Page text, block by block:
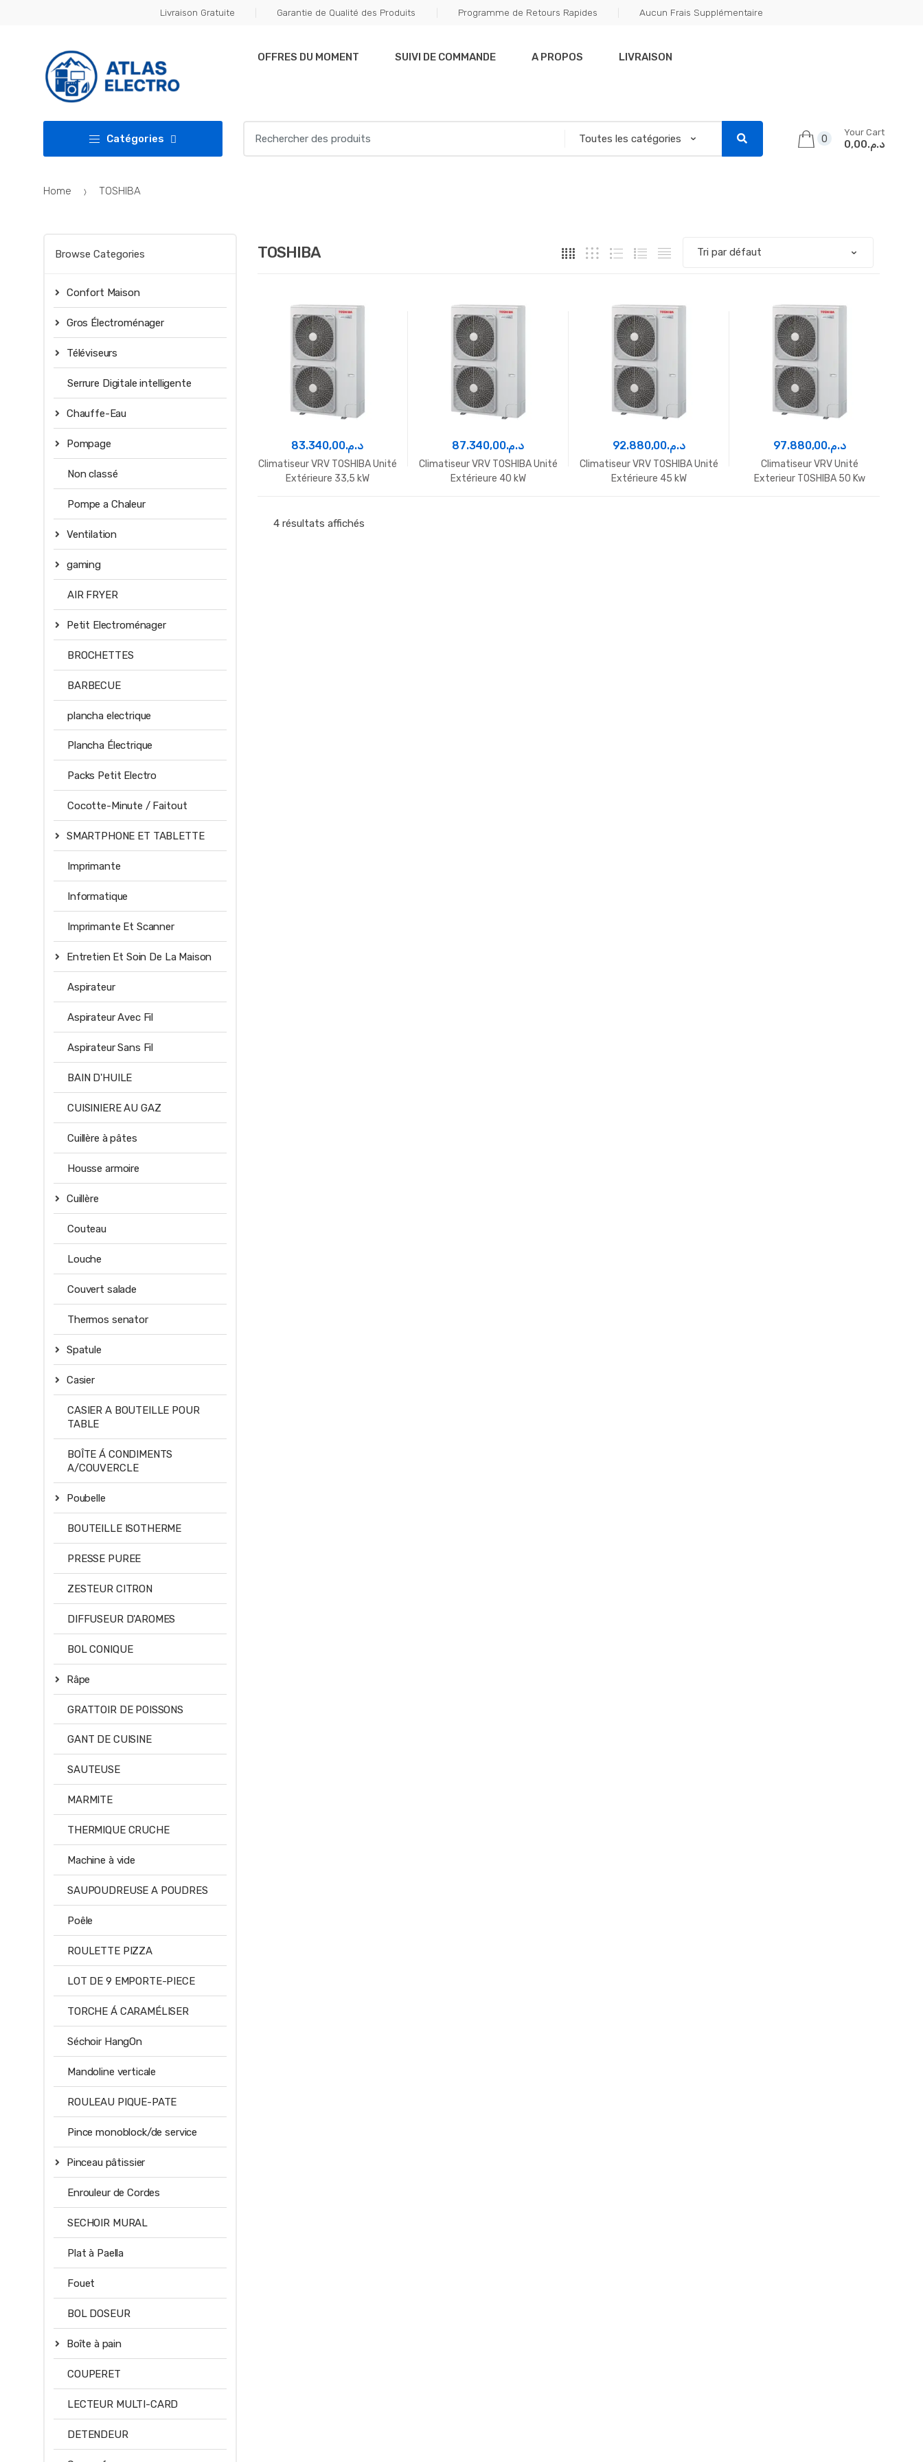
Livraison Gratuite Garantie de Qualité des Produits Programme de Retours Rapides Aucun Frais Supplémentaire
OFFRES DU MOMENT SUIVI DE COMMANDE A PROPOS LIVRAISON
Catégories
for:
0
Your Cart
د.م.0,00
Home TOSHIBA
TOSHIBA
د.م.83.340,00
Climatiseur VRV TOSHIBA Unité
Extérieure 33,5 kW
د.م.87.340,00
Climatiseur VRV TOSHIBA Unité
Extérieure 40 kW
د.م.92.880,00
Climatiseur VRV TOSHIBA Unité
Extérieure 45 kW
د.م.97.880,00
Climatiseur VRV Unité
Exterieur TOSHIBA 50 Kw
4 résultats affichés
Browse Categories
Confort Maison
Gros Électroménager
Téléviseurs
Serrure Digitale intelligente
Chauffe-Eau
Pompage
Non classé
Pompe a Chaleur
Ventilation
gaming
AIR FRYER
Petit Electroménager
BROCHETTES
BARBECUE
plancha electrique
Plancha Électrique
Packs Petit Electro
Cocotte-Minute / Faitout
SMARTPHONE ET TABLETTE
Imprimante
Informatique
Imprimante Et Scanner
Entretien Et Soin De La Maison
Aspirateur
Aspirateur Avec Fil
Aspirateur Sans Fil
BAIN D'HUILE
CUISINIERE AU GAZ
Cuillère à pâtes
Housse armoire
Cuillère
Couteau
Louche
Couvert salade
Thermos senator
Spatule
Casier
CASIER A BOUTEILLE POUR
TABLE
BOÎTE Á CONDIMENTS
A/COUVERCLE
Poubelle
BOUTEILLE ISOTHERME
PRESSE PUREE
ZESTEUR CITRON
DIFFUSEUR D'AROMES
BOL CONIQUE
Râpe
GRATTOIR DE POISSONS
GANT DE CUISINE
SAUTEUSE
MARMITE
THERMIQUE CRUCHE
Machine à vide
SAUPOUDREUSE A POUDRES
Poêle
ROULETTE PIZZA
LOT DE 9 EMPORTE-PIECE
TORCHE Á CARAMÉLISER
Séchoir HangOn
Mandoline verticale
ROULEAU PIQUE-PATE
Pince monoblock/de service
Pinceau pâtissier
Enrouleur de Cordes
SECHOIR MURAL
Plat à Paella
Fouet
BOL DOSEUR
Boîte à pain
COUPERET
LECTEUR MULTI-CARD
DETENDEUR